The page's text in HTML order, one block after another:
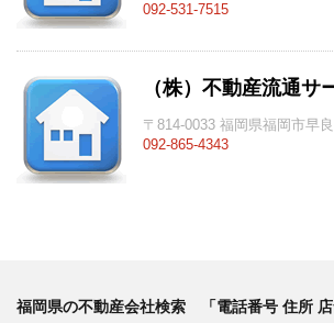
092-531-7515
（株）不動産流通サ
〒814-0033 福岡県福岡市早
092-865-4343
福岡県の不動産会社検索 「電話番号 住所